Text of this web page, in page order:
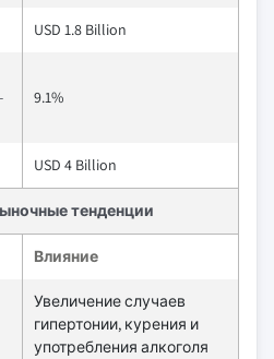
USD 1.8 Billion
9.1%
USD 4 Billion
тенденции
Влияние
Увеличение случаев
гипертонии, курения и
употребления алкоголя